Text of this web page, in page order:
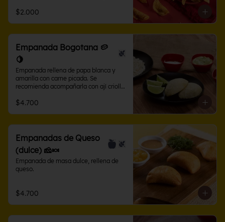
$2.000
Empanada Bogotana 🥔
🍋
Empanada rellena de papa blanca y
amarilla con carne picada. Se
recomienda acompañarla con ají criollo
$4.700
Empanadas de Queso
(dulce) 🧀🍬
Empanada de masa dulce, rellena de
queso.
$4.700